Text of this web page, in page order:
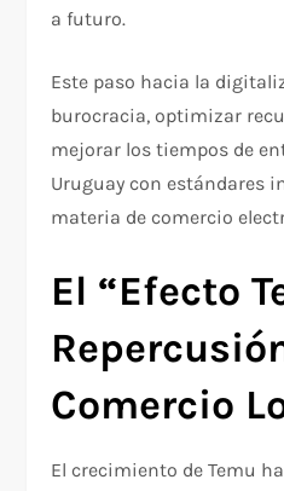
a futuro.
Este paso hacia la
burocracia, optimizar
mejorar los tiempos de
Uruguay con estándares
materia de comercio
El “Efecto
Comercio
El crecimiento de Temu